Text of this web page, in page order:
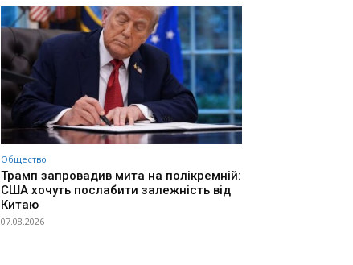
Общество
Трамп запровадив мита на полікремній:
США хочуть послабити залежність від
Китаю
07.08.2026